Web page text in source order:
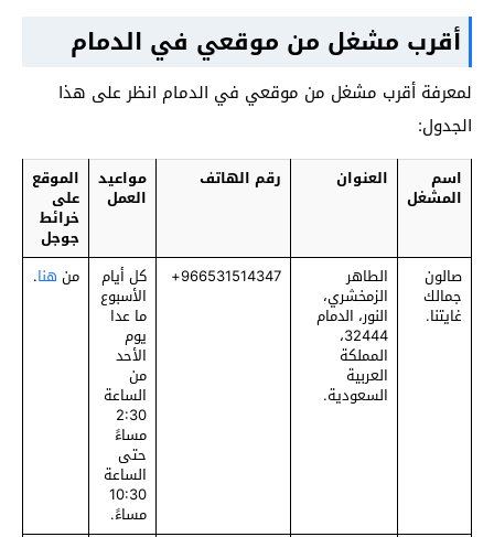
أقرب مشغل من موقعي في الدمام
لمعرفة أقرب مشغل من موقعي في الدمام انظر على هذا
الجدول:
اسم
المشغل
العنوان رقم الهاتف مواعيد
العمل
الموقع
على
خرائط
جوجل
صالون
جمالك
غايتنا.
الطاهر
الزمخشري،
النور، الدمام
32444،
المملكة
العربية
السعودية.
‎966531514347+ كل أيام
الأسبوع
ما عدا
يوم
الأحد
من
الساعة
2:30
مساءً
حتى
الساعة
10:30
مساءً.
من هنا.